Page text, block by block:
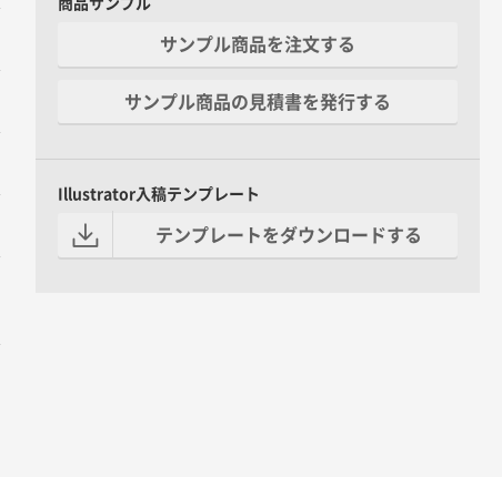
商品サンプル
サンプル商品を注文する
サンプル商品の見積書を発行する
Illustrator入稿テンプレート
テンプレートをダウンロードする